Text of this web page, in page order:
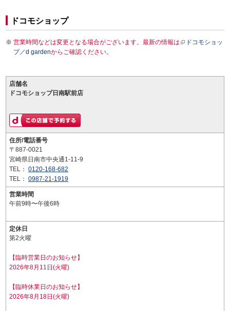
ドコモショップ
営業時間などは変更となる場合がございます。最新の情報は
ドコモショッ
プ／d gardenからご確認ください。
店舗名
ドコモショップ日南駅前店
住所/電話番号
〒887-0021
宮崎県日南市中央通1-11-9
TEL： 0120-168-682
TEL： 0987-21-1919
営業時間
午前9時〜午後6時
定休日
第2火曜
【臨時営業日のお知らせ】
2026年8月11日(火曜)
【臨時休業日のお知らせ】
2026年8月18日(火曜)